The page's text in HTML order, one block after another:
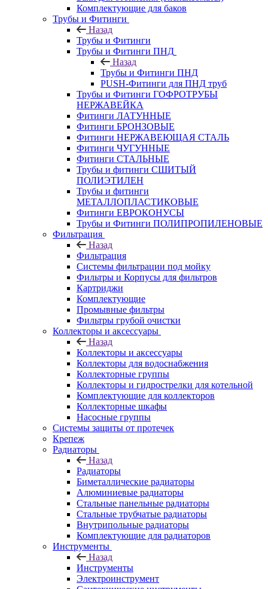
Комплектующие для баков
Трубы и Фитинги
Назад
Трубы и Фитинги
Трубы и Фитинги ПНД
Назад
Трубы и Фитинги ПНД
PUSH-Фитинги для ПНД труб
Трубы и Фитинги ГОФРОТРУБЫ
НЕРЖАВЕЙКА
Фитинги ЛАТУННЫЕ
Фитинги БРОНЗОВЫЕ
Фитинги НЕРЖАВЕЮЩАЯ СТАЛЬ
Фитинги ЧУГУННЫЕ
Фитинги СТАЛЬНЫЕ
Трубы и фитинги СШИТЫЙ
ПОЛИЭТИЛЕН
Трубы и фитинги
МЕТАЛЛОПЛАСТИКОВЫЕ
Фитинги ЕВРОКОНУСЫ
Трубы и Фитинги ПОЛИПРОПИЛЕНОВЫЕ
Фильтрация
Назад
Фильтрация
Системы фильтрации под мойку
Фильтры и Корпусы для фильтров
Картриджи
Комплектующие
Промывные фильтры
Фильтры грубой очистки
Коллекторы и аксессуары
Назад
Коллекторы и аксессуары
Коллекторы для водоснабжения
Коллекторные группы
Коллекторы и гидрострелки для котельной
Комплектующие для коллекторов
Коллекторные шкафы
Насосные группы
Системы защиты от протечек
Крепеж
Радиаторы
Назад
Радиаторы
Биметаллические радиаторы
Алюминиевые радиаторы
Стальные панельные радиаторы
Стальные трубчатые радиаторы
Внутрипольные радиаторы
Комплектующие для радиаторов
Инструменты
Назад
Инструменты
Электроинструмент